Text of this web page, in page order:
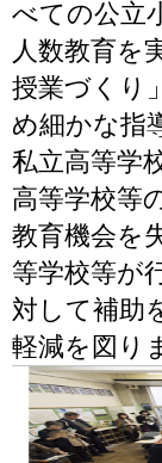
べての公立
人数教育を
授業づくり
め細かな
私立高等
高等学校等
教育機会を
等学校等が
対して補助
軽減を図り